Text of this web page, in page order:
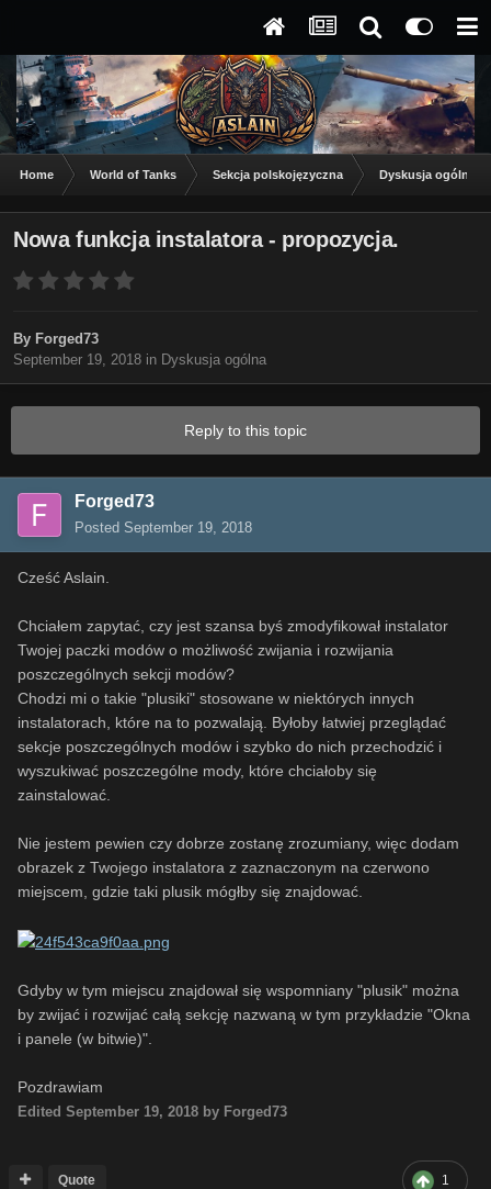
Home World of Tanks Sekcja polskojęzyczna Dyskusja ogólna
Nowa funkcja instalatora - propozycja.
By Forged73
September 19, 2018 in Dyskusja ogólna
Reply to this topic
Forged73
Posted September 19, 2018
Cześć Aslain.
Chciałem zapytać, czy jest szansa byś zmodyfikował instalator
Twojej paczki modów o możliwość zwijania i rozwijania
poszczególnych sekcji modów?
Chodzi mi o takie "plusiki" stosowane w niektórych innych
instalatorach, które na to pozwalają. Byłoby łatwiej przeglądać
sekcje poszczególnych modów i szybko do nich przechodzić i
wyszukiwać poszczególne mody, które chciałoby się
zainstalować.
Nie jestem pewien czy dobrze zostanę zrozumiany, więc dodam
obrazek z Twojego instalatora z zaznaczonym na czerwono
miejscem, gdzie taki plusik mógłby się znajdować.
Gdyby w tym miejscu znajdował się wspomniany "plusik" można
by zwijać i rozwijać całą sekcję nazwaną w tym przykładzie "Okna
i panele (w bitwie)".
Pozdrawiam
Edited September 19, 2018 by Forged73
1
Quote